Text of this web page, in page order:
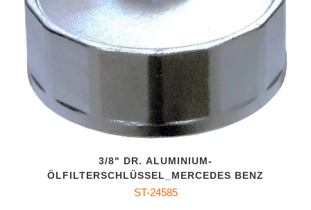
3/8" DR. ALUMINIUM-
ÖLFILTERSCHLÜSSEL_MERCEDES BENZ
ST-24585